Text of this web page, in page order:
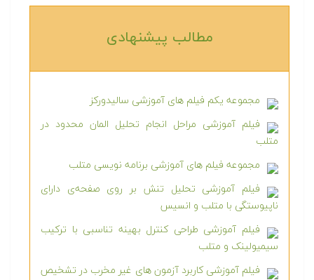
مطالب پیشنهادی‎
مجموعه یکم فیلم های آموزشی سالیدورکز
فیلم آموزشی مراحل انجام تحلیل المان محدود در
متلب
مجموعه فیلم های آموزشی برنامه نویسی متلب
فیلم آموزشی تحلیل تنش بر روی صفحه‌ی دارای
ناپیوستگی با متلب و انسیس
فیلم آموزشی طراحی کنترل بهینه تناسبی با ترکیب
سیمیولینک و متلب
فیلم آموزشی کاربرد آزمون های غیر مخرب در تشخیص